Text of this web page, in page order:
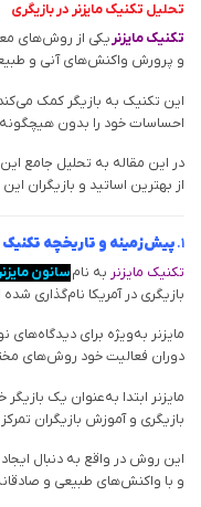
تحلیل تکنیک مایزنر در بازیگری
تکنیک مایزنریکی از روش‌های
و پرورش واکنش‌های آنی و
این تکنیک به بازیگر کمک
احساسات خود را بدون
در این مقاله به تحلیل جامع
از بهترین اساتید و بازیگران
۱. پیش‌زمینه و تاریخچه تکنیک
تکنیک مایزنر به نامسانون مایزنر
بازیگری در آمریکا نام‌گذاری
مایزنر به‌ویژه برای دیدگاه‌های
دوران فعالیت خود روش‌های
مایزنر ابتدا به‌عنوان یک
بازیگری و آموزش بازیگران تمرکز
این روش در واقع به دنبال
و با واکنش‌های طبیعی و